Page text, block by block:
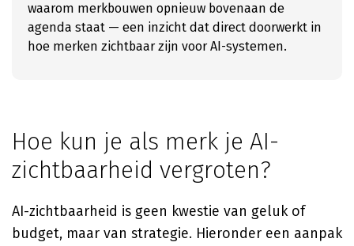
waarom merkbouwen opnieuw bovenaan de
agenda staat — een inzicht dat direct doorwerkt in
hoe merken zichtbaar zijn voor AI-systemen.
Hoe kun je als merk je AI-
zichtbaarheid vergroten?
AI-zichtbaarheid is geen kwestie van geluk of
budget, maar van strategie. Hieronder een aanpak